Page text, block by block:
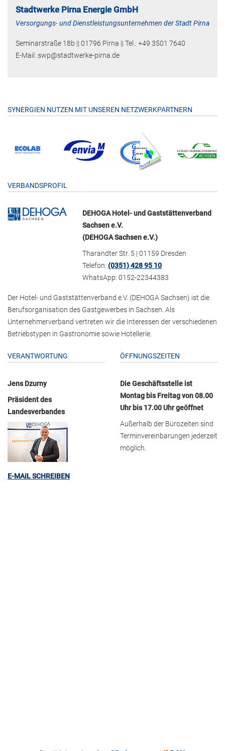
Stadtwerke Pirna Energie GmbH
Versorgungs- und Dienstleistungsunternehmen der Stadt Pirna
Seminarstraße 18b || 01796 Pirna || Tel.: +49 3501 7640
E-Mail: swp@stadtwerke-pirna.de
SYNERGIEN NUTZEN MIT UNSEREN NETZWERKPARTNERN
VERBANDSPROFIL
DEHOGA Hotel- und Gaststättenverband
Sachsen e.V.
(DEHOGA Sachsen e.V.)
Tharandter Str. 5 | 01159 Dresden
Telefon:(0351) 428 95 10
WhatsApp: 0152-22344383
Der Hotel- und Gaststättenverband e.V. (DEHOGA Sachsen) ist die
Berufsorganisation des Gastgewerbes in Sachsen. Als
Unternehmerverband vertreten wir die Interessen der verschiedenen
Betriebstypen in Gastronomie sowie Hotellerie.
VERANTWORTUNG
Jens Dzurny
Präsident des
Landesverbandes
E-MAIL SCHREIBEN
ÖFFNUNGSZEITEN
Die Geschäftsstelle ist
Montag bis Freitag von 08.00
Uhr bis 17.00 Uhr geöffnet
Außerhalb der Bürozeiten sind
Terminvereinbarungen jederzeit
möglich.